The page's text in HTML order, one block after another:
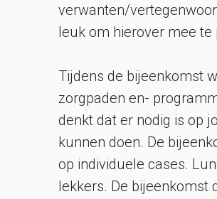
verwanten/
leuk om hierover mee te
Tijdens de bijeenkomst
zorgpaden en-
denkt dat er nodig is op
kunnen doen. De
op individuele cases.
lekkers. De bijeenkomst